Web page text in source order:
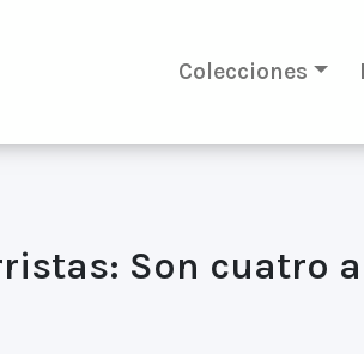
Colecciones
Son cuatro